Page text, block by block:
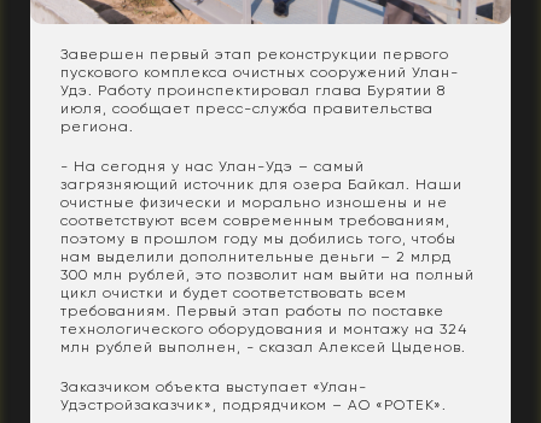
Завершен первый этап реконструкции первого
пускового комплекса очистных сооружений Улан-
Удэ. Работу проинспектировал глава Бурятии 8
июля, сообщает пресс-служба правительства
региона.
- На сегодня у нас Улан-Удэ – самый
загрязняющий источник для озера Байкал. Наши
очистные физически и морально изношены и не
соответствуют всем современным требованиям,
поэтому в прошлом году мы добились того, чтобы
нам выделили дополнительные деньги – 2 млрд
300 млн рублей, это позволит нам выйти на полный
цикл очистки и будет соответствовать всем
требованиям. Первый этап работы по поставке
технологического оборудования и монтажу на 324
млн рублей выполнен, - сказал Алексей Цыденов.
Заказчиком объекта выступает «Улан-
Удэстройзаказчик», подрядчиком – АО «РОТЕК».